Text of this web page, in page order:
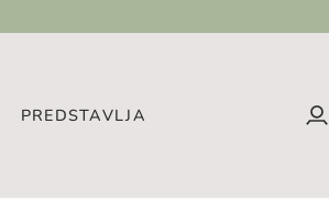
PREDSTAVLJA
Moj